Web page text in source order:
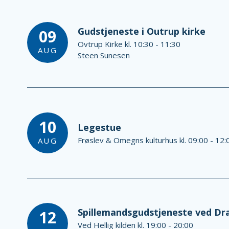
09
AUG
Gudstjeneste i Outrup kirke
Ovtrup Kirke kl. 10:30 - 11:30
Steen Sunesen
10
AUG
Legestue
Frøslev & Omegns kulturhus kl. 09:00 -
12 Spillemandsgudstjeneste ved
Ved Hellig kilden kl. 19:00 - 20:00